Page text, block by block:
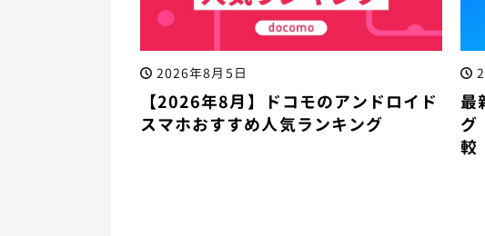
2026年8月5日
【2026年8月】ドコモのアンドロイド
スマホおすすめ人気ランキング
最
グ
較